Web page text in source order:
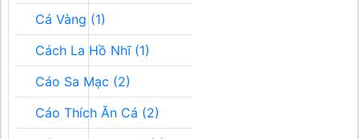
Cá Vàng (1)
Cách La Hồ Nhĩ (1)
Cáo Sa Mạc (2)
Cáo Thích Ăn Cá (2)